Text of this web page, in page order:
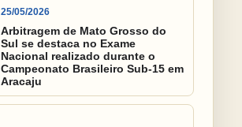
25/05/2026
Arbitragem de Mato Grosso do
Sul se destaca no Exame
Nacional realizado durante o
Campeonato Brasileiro Sub-15 em
Aracaju